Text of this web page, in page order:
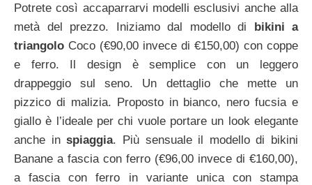
Potrete così accaparrarvi modelli esclusivi anche alla
metà del prezzo. Iniziamo dal modello di bikini a
triangolo Coco (€90,00 invece di €150,00) con coppe
e ferro. Il design è semplice con un leggero
drappeggio sul seno. Un dettaglio che mette un
pizzico di malizia. Proposto in bianco, nero fucsia e
giallo è l’ideale per chi vuole portare un look elegante
anche inspiaggia. Più sensuale il modello di bikini
Banane a fascia con ferro (€96,00 invece di €160,00),
a fascia con ferro in variante unica con stampa